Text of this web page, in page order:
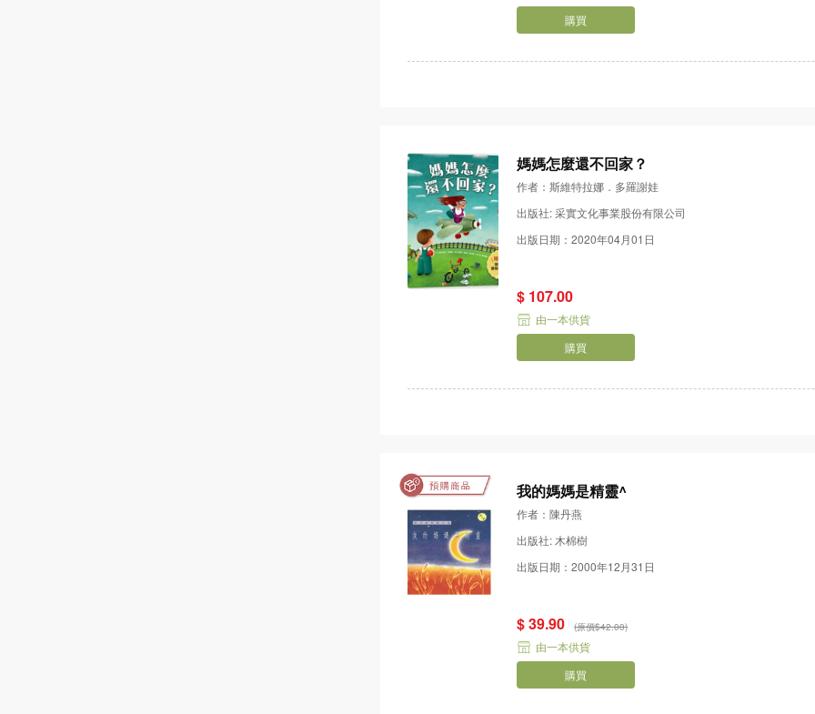
購買
媽媽怎麼還不回家？
作者：斯維特拉娜．多羅謝娃
出版社: 采實文化事業股份有限公司
出版日期：2020年04月01日
$ 107.00
由一本供貨
購買
我的媽媽是精靈^
作者：陳丹燕
出版社: 木棉樹
出版日期：2000年12月31日
$ 39.90 (原價$42.00)
由一本供貨
購買